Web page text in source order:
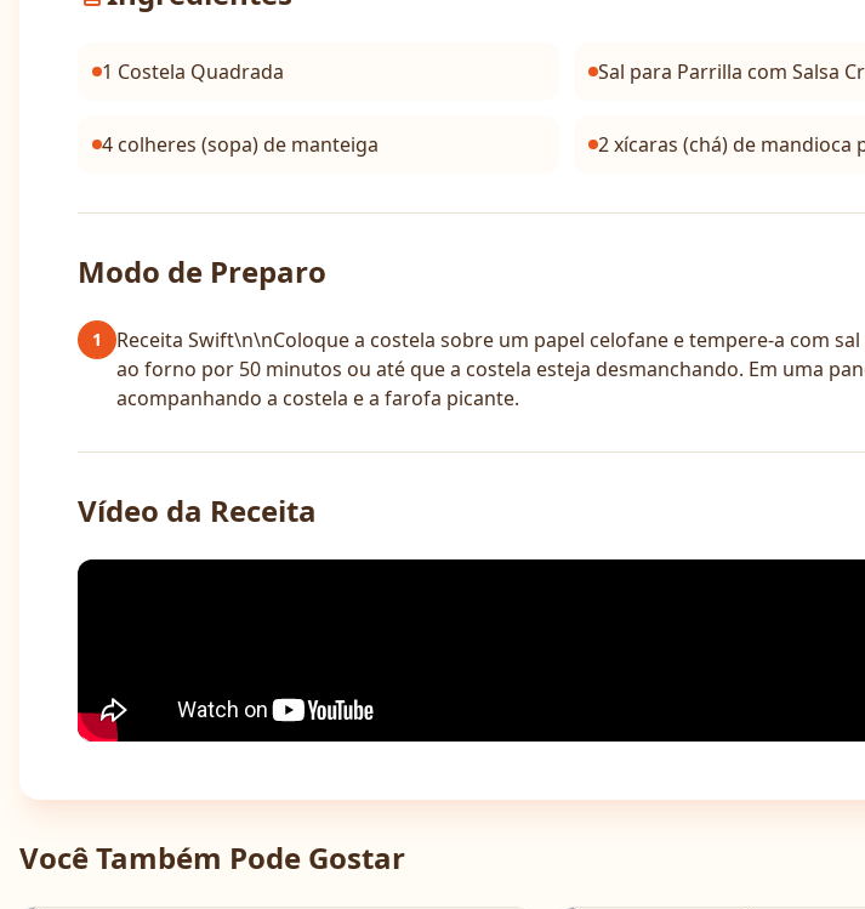
1 Costela Quadrada Sal para Parrilla com Salsa
4 colheres (sopa) de manteiga 2 xícaras (chá) de mandioca
Modo de Preparo
1
Receita Swift\n\nColoque a costela sobre um papel celofane e tempere-a com
ao forno por 50 minutos ou até que a costela esteja desmanchando. Em uma
acompanhando a costela e a farofa picante.
Vídeo da Receita
Você Também Pode Gostar